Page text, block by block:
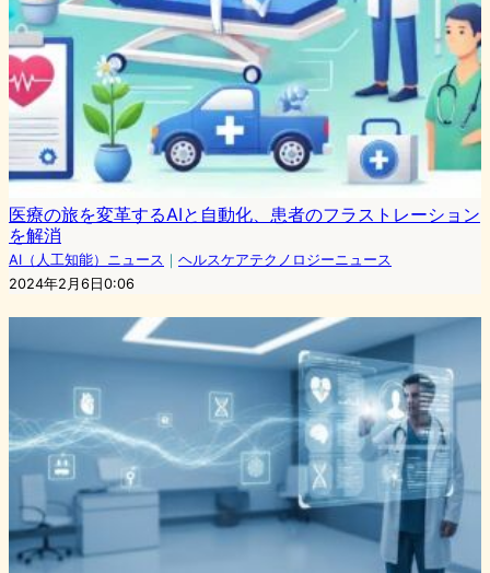
医療の旅を変革するAIと自動化、患者のフラストレーション
を解消
AI（人工知能）ニュース ｜ ヘルスケアテクノロジーニュース
2024年2月6日0:06